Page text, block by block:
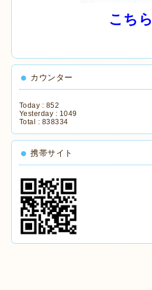
こちら
カウンター
Today : 852
Yesterday : 1049
Total : 838334
携帯サイト